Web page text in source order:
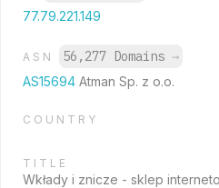
77.79.221.149
ASN 56,277 Domains →
AS15694 Atman Sp. z o.o.
COUNTRY
TITLE
Wkłady i znicze - sklep